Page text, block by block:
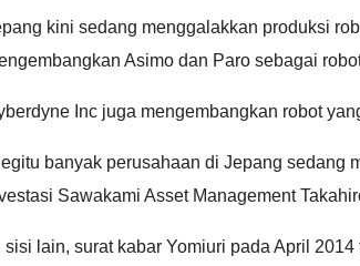
kini sedang menggalakkan produksi
Asimo dan Paro sebagai
Inc juga mengembangkan robot
banyak perusahaan di Jepang sedang
Sawakami Asset Management
sisi lain, surat kabar Yomiuri pada April